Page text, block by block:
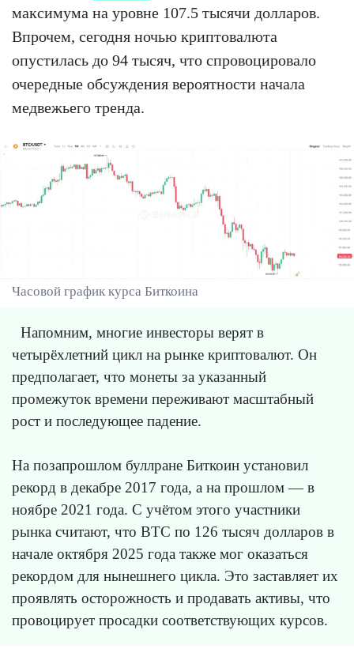
максимума на уровне 107.5 тысячи долларов.
Впрочем, сегодня ночью криптовалюта
опустилась до 94 тысяч, что спровоцировало
очередные обсуждения вероятности начала
медвежьего тренда.
Часовой график курса Биткоина
Напомним, многие инвесторы верят в
четырёхлетний цикл на рынке криптовалют. Он
предполагает, что монеты за указанный
промежуток времени переживают масштабный
рост и последующее падение.
На позапрошлом буллране Биткоин установил
рекорд в декабре 2017 года, а на прошлом — в
ноябре 2021 года. С учётом этого участники
рынка считают, что BTC по 126 тысяч долларов в
начале октября 2025 года также мог оказаться
рекордом для нынешнего цикла. Это заставляет их
проявлять осторожность и продавать активы, что
провоцирует просадки соответствующих курсов.